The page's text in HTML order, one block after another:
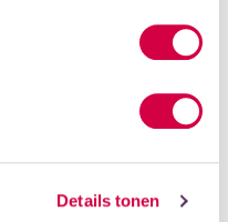
Details tonen
instrument naar keuze.
kun je het
keuze te komen:
hét moment aan het begin